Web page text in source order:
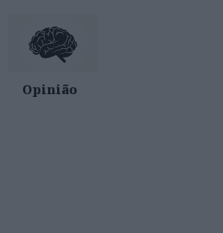
Opinião